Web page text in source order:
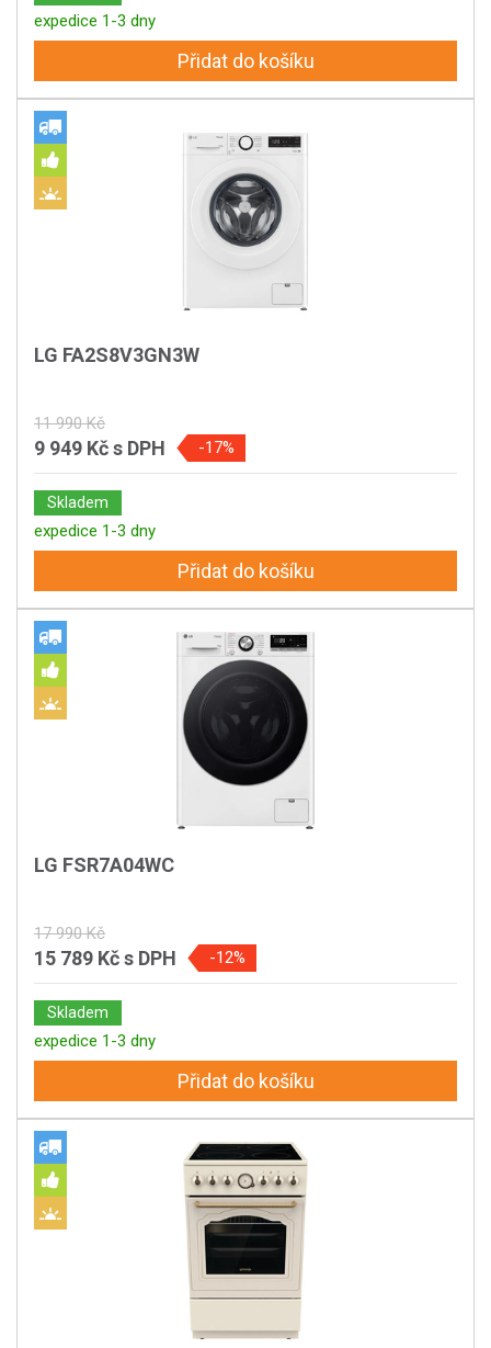
expedice 1-3 dny
Přidat do košíku
LG FA2S8V3GN3W
11 990 Kč
9 949 Kčs DPH -17%
Skladem
expedice 1-3 dny
Přidat do košíku
LG FSR7A04WC
17 990 Kč
15 789 Kčs DPH -12%
Skladem
expedice 1-3 dny
Přidat do košíku